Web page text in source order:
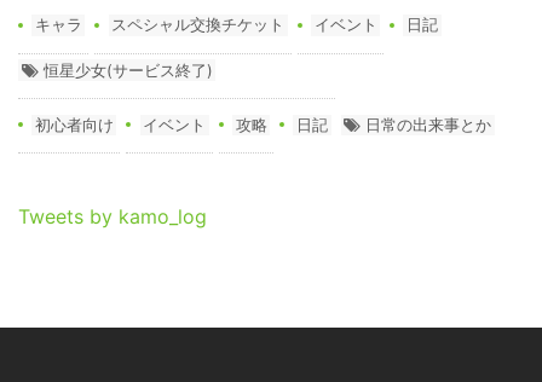
キャラ スペシャル交換チケット イベント 日記
恒星少女(サービス終了)
初心者向け イベント 攻略 日記 日常の出来事とか
Tweets by kamo_log